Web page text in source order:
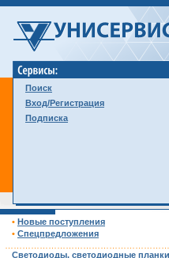
Поиск
Вход/Регистрация
Подписка
• Новые поступления
• Спецпредложения
Светодиоды, светодиодные